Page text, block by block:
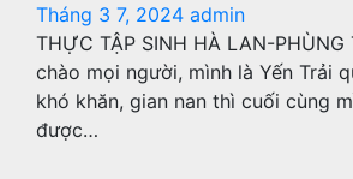
Tháng 3 7, 2024 admin
THỰC TẬP SINH HÀ LAN-PHÙNG
chào mọi người, mình là Yến Trải
khó khăn, gian nan thì cuối cùng
được…